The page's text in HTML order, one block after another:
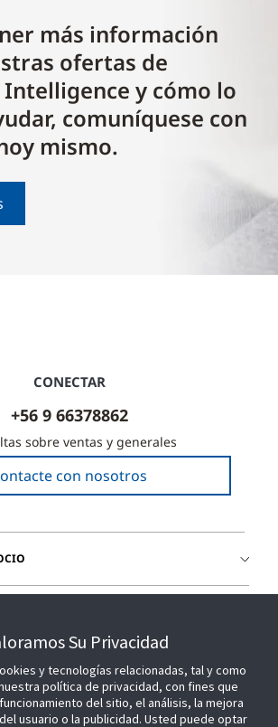
más información
ofertas de
y cómo lo
comuníquese con
mismo.
CONECTAR
+56 9 66378862
sobre ventas y generales
con nosotros
Su Privacidad
y tecnologías relacionadas, tal y como
política de privacidad, con fines que
del sitio, el análisis, la mejora
usuario o la publicidad. Usted puede optar